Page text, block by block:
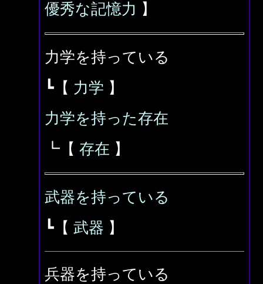
優秀な記憶力 】
力学を持っている
┗【 力学 】
力学を持った存在
┗【 存在 】
武器を持っている
┗【 武器 】
兵器を持っている